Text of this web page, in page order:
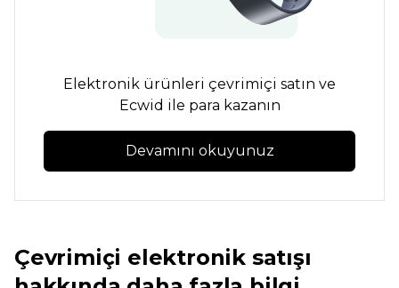
Elektronik ürünleri çevrimiçi satın ve
Ecwid ile para kazanın
Devamını okuyunuz
Çevrimiçi elektronik satışı